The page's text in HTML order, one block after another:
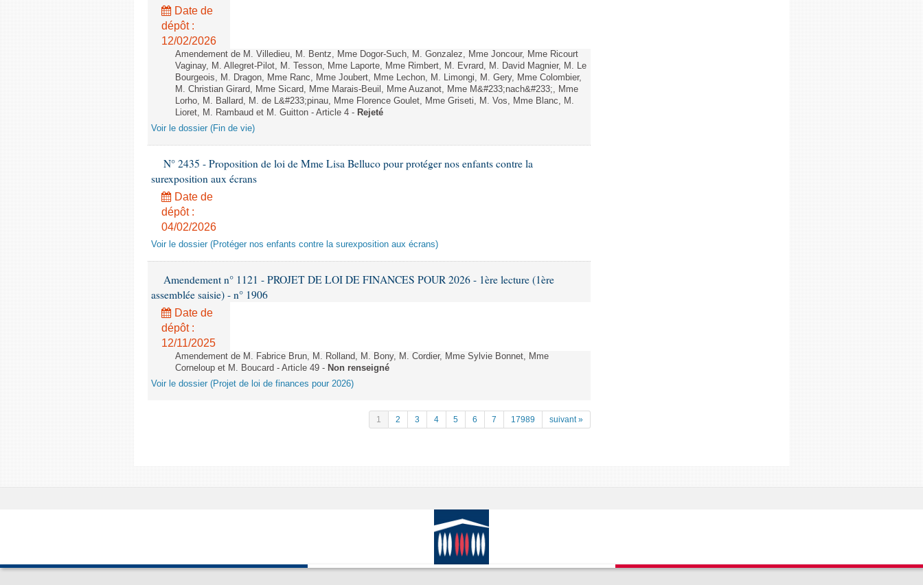
Date de
dépôt :
12/02/2026
Amendement de M. Villedieu, M. Bentz, Mme Dogor-Such, M. Gonzalez, Mme Joncour, Mme Ricourt
Vaginay, M. Allegret-Pilot, M. Tesson, Mme Laporte, Mme Rimbert, M. Evrard, M. David Magnier, M. Le
Bourgeois, M. Dragon, Mme Ranc, Mme Joubert, Mme Lechon, M. Limongi, M. Gery, Mme Colombier,
M. Christian Girard, Mme Sicard, Mme Marais-Beuil, Mme Auzanot, Mme M&#233;nach&#233;, Mme
Lorho, M. Ballard, M. de L&#233;pinau, Mme Florence Goulet, Mme Griseti, M. Vos, Mme Blanc, M.
Lioret, M. Rambaud et M. Guitton - Article 4 - Rejeté
Voir le dossier (Fin de vie)
N° 2435 - Proposition de loi de Mme Lisa Belluco pour protéger nos enfants contre la
surexposition aux écrans
Date de
dépôt :
04/02/2026
Voir le dossier (Protéger nos enfants contre la surexposition aux écrans)
Amendement n° 1121 - PROJET DE LOI DE FINANCES POUR 2026 - 1ère lecture (1ère
assemblée saisie) - n° 1906
Date de
dépôt :
12/11/2025
Amendement de M. Fabrice Brun, M. Rolland, M. Bony, M. Cordier, Mme Sylvie Bonnet, Mme
Corneloup et M. Boucard - Article 49 - Non renseigné
Voir le dossier (Projet de loi de finances pour 2026)
1 2 3 4 5 6 7 17989 suivant »